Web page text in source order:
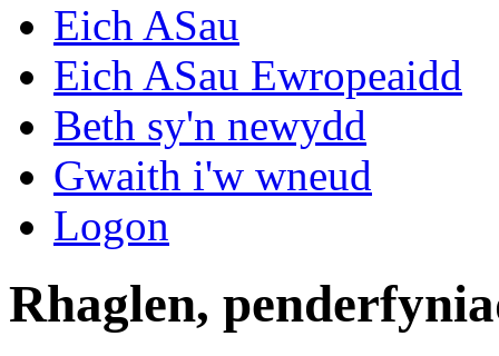
Eich ASau
Eich ASau Ewropeaidd
Beth sy'n newydd
Gwaith i'w wneud
Logon
Rhaglen,